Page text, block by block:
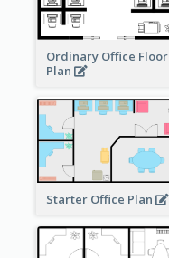
Ordinary Office Floor
Plan
Starter Office Plan